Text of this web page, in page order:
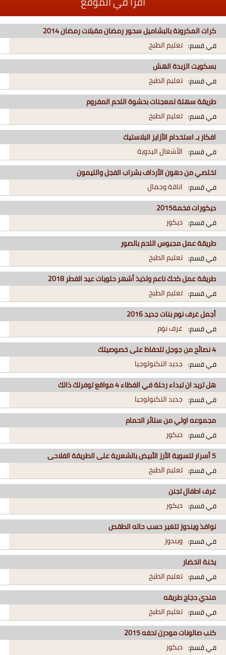
كرات المكرونة بالبشاميل سحور رمضان مقبلات رمضان 2014
في قسم: تعليم الطبخ
بسكويت الزبدة الهش
في قسم: تعليم الطبخ
طريقة سهلة لمعجنات بحشوة اللحم المفروم
في قسم: تعليم الطبخ
افكار بـ استخدام الأزايز البلاستيك
في قسم: الأشغال اليدوية
تخلصي من دهون الأرداف بشراب الفجل والليمون
في قسم: اناقة وجمال
ديكورات فخمة2015
في قسم: ديكور
طريقة عمل مجبوس اللحم بالصور
في قسم: تعليم الطبخ
طريقة عمل كحك ناعم ولذيذ أشهر حلويات عيد الفطر 2018
في قسم: تعليم الطبخ
أجمل غرف نوم بنات جديد 2016
في قسم: غرف نوم
4 نصائح من جوجل للحفاظ على خصوصيتك
في قسم: جديد التكنولوجيا
هل تريد ان تبداء رحلة في الفظاء 4 مواقع توفرلك ذالك
في قسم: جديد التكنولوجيا
مجموعه اولي من ستائر الحمام
في قسم: ديكور
5 أسرار لتسوية الأرز الأبيض بالشعرية على الطريقة الفلاحى
في قسم: تعليم الطبخ
غرف اطفال تجنن
في قسم: ديكور
نوافذ ويندوز تتغير حسب حاله الطقص
في قسم: ويندوز
يخنة الخضار
في قسم: تعليم الطبخ
مندي دجاج طريقه
في قسم: تعليم الطبخ
كنب صالونات مودرن تحفه 2015
في قسم: ديكور